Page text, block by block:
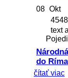
08 Okt
4548
text
do
čítať viac